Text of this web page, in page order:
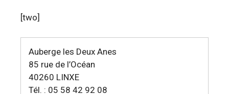
[two]
Auberge les Deux Anes
85 rue de l’Océan
40260 LINXE
Tél. : 05 58 42 92 08